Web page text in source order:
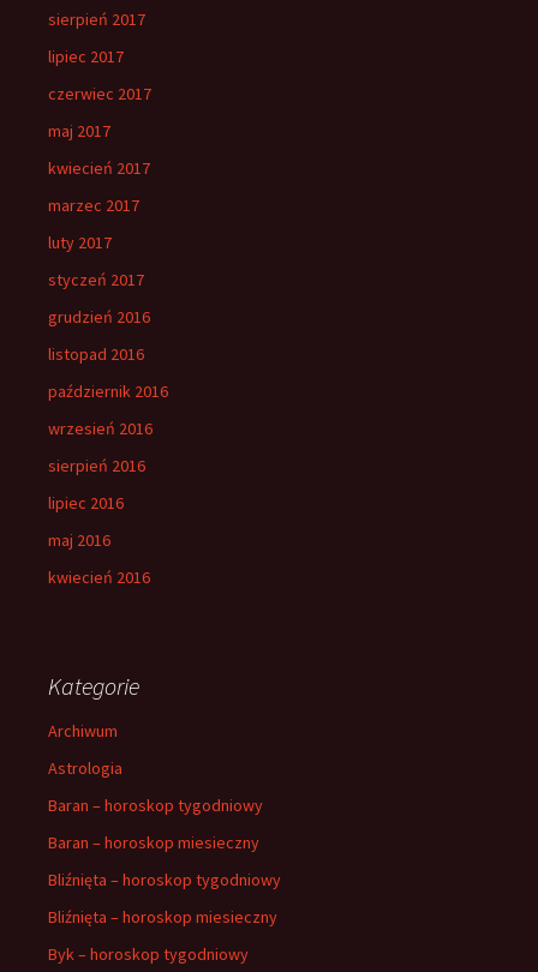
sierpień 2017
lipiec 2017
czerwiec 2017
maj 2017
kwiecień 2017
marzec 2017
luty 2017
styczeń 2017
grudzień 2016
listopad 2016
październik 2016
wrzesień 2016
sierpień 2016
lipiec 2016
maj 2016
kwiecień 2016
Kategorie
Archiwum
Astrologia
Baran – horoskop tygodniowy
Baran – horoskop miesieczny
Bliźnięta – horoskop tygodniowy
Bliźnięta – horoskop miesieczny
Byk – horoskop tygodniowy